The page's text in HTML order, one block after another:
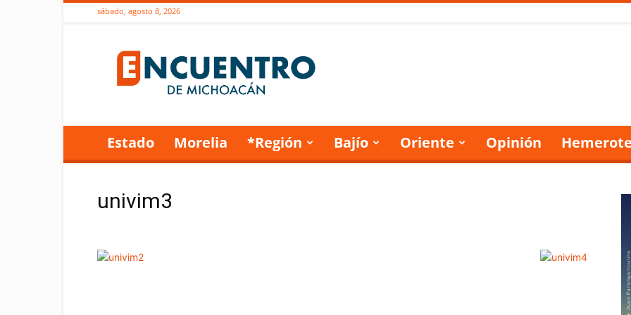
sábado, agosto 8, 2026
de
Michoacán
Estado Morelia *Región Bajío Oriente Opinión
univim3